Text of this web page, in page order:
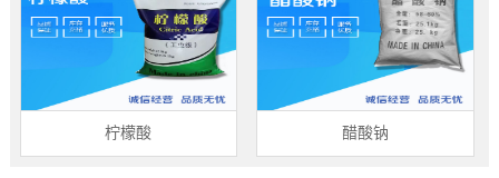
柠檬酸 醋酸钠